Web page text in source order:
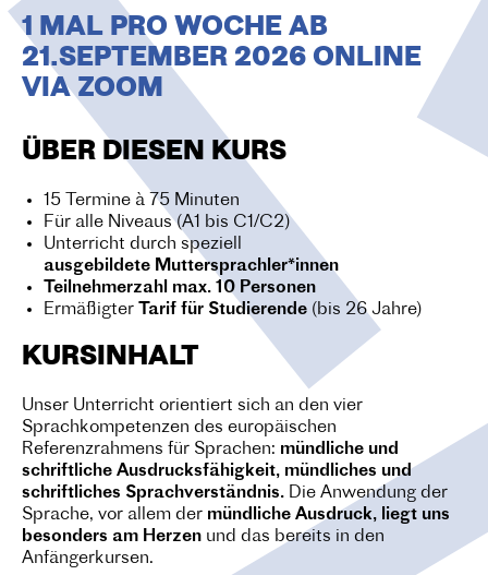
O
N
1 MAL PRO WOCHE AB
21.SEPTEMBER 2026 ONLINE
VIA ZOOM
ÜBER DIESEN KURS
15 Termine à 75 Minuten
Für alle Niveaus (A1 bis C1/C2)
Unterricht durch speziell
ausgebildete Muttersprachler*innen
Teilnehmerzahl max. 10 Personen
Ermäßigter
Tarif für Studierende (bis 26 Jahre)
KURSINHALT
Unser Unterricht orientiert sich an den vier
Sprachkompetenzen des europäischen
Referenzrahmens für Sprachen: mündliche und
schriftliche Ausdrucksfähigkeit, mündliches und
schriftliches Sprachverständnis. Die Anwendung der
Sprache, vor allem der mündliche Ausdruck, liegt uns
besonders am Herzen und das bereits in den
Anfängerkursen.